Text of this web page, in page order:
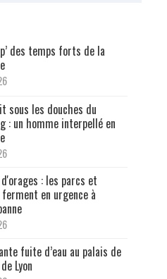
des temps forts de la
sous les douches du
: un homme interpellé en
: les parcs et
en urgence à
fuite d’eau au palais de
Lyon